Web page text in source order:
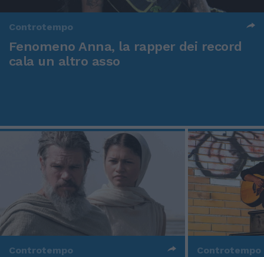
Controtempo
Fenomeno Anna, la rapper dei record
cala un altro asso
Controtempo Controtempo